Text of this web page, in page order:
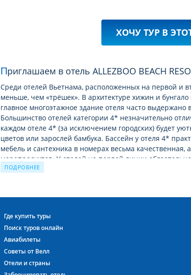
ХОЧУ ТУР В
Приглашаем в отель ALLEZBOO BEACH
Среди отелей Вьетнама, расположенных на первой и
меньше, чем «трёшек». В архитектуре хижин и
главное многоэтажное здание отеля часто выдержано
Большинство отелей категории 4* незначительно
каждом отеле 4* (за исключением городских) будет
цветов или зарослей бамбука. Бассейн у отеля 4*
мебель и сантехника в номерах весьма
морепродуктов. У отелей на первой линии
зонтиками и шезлонгами.
Вьетнамцы понимают это и активно предлагают
сэндвичи, пицца, бургеры, суши – всё, к чему мы
на курортах Вьетнама. Цены в кафе и точках уличного
долларов. Даже в ресторане горячее блюдо с
скромные 5-6 USD.
Низкие цены характерны не только для питания. Во
дайвинг и аренду лежака/зонтика на пляже. А цены
ПОДРОБНЕЕ
Где купить туры
Поиск туров онлайн
Авиабилеты
Советы от Велл
Отели и страны